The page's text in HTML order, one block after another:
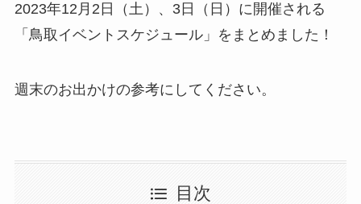
2023年12月2日（土）、3日（日）に開催される
「鳥取イベントスケジュール」をまとめました！
週末のお出かけの参考にしてください。
目次